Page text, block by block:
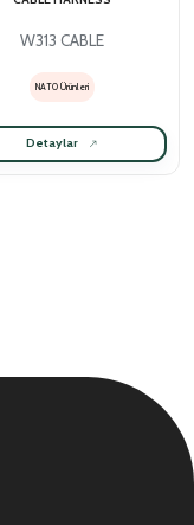
W313 CABLE
NATO Ürünleri
Detaylar